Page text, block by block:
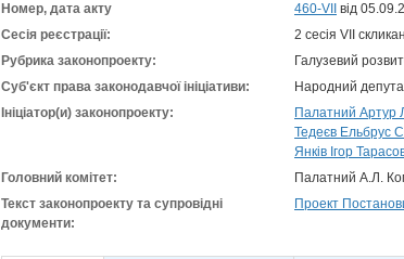
Номер, дата акту
460-VII
від
Сесія реєстрації:
2 сесія VII
Рубрика законопроекту:
Галузевий
Суб'єкт права законодавчої ініціативи:
Народний
Ініціатор(и) законопроекту:
Палатний Артур
Тедеєв Ельбрус
Янків Ігор
Головний комітет:
Палатний А.Л.
Текст законопроекту та супровідні
документи:
Проект